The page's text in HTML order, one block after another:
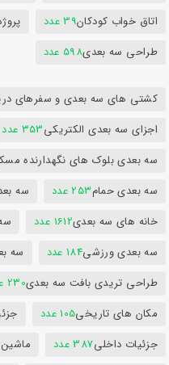
اتاق خواب کودکان39 عدد
طراحی سه بعدی598 عدد
کشتی های سه بعدی و سفرهای
اجزای سه بعدی الکتریکی353 عدد
سه بعدی بلوک های نگهدارنده
سه بعدی حمام253 عدد سه
خانه های سه بعدی1612 عدد
سه بعدی ورزشی184 عدد سه
طراحی تریدی بافت سه بعدی230 عدد
مکان های تاریخی105 عدد
جزئیات داخلی387 عدد ماشین